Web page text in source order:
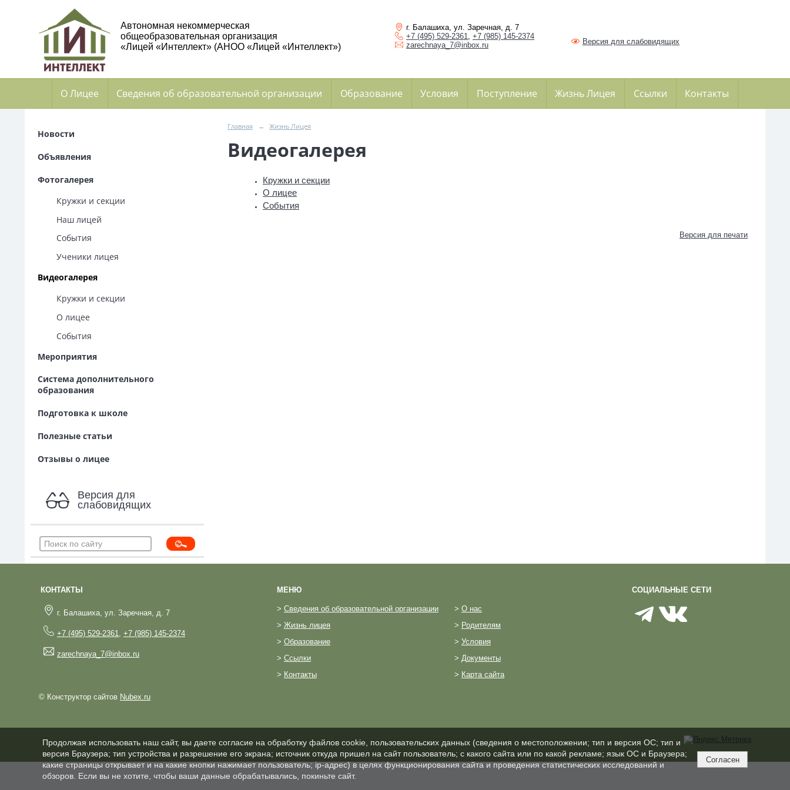
Автономная некоммерческая
общеобразовательная организация
«Лицей «Интеллект» (АНОО «Лицей «Интеллект»)
г. Балашиха, ул. Заречная, д. 7
+7 (495) 529-2361
+7 (985) 145-2374
zarechnaya_7@inbox.ru
Версия для слабовидящих
О Лицее Сведения об образовательной организации Образование Условия Поступление Жизнь Лицея Ссылки Контакты
Новости
Объявления
Фотогалерея
Кружки и секции
Наш лицей
События
Ученики лицея
Видеогалерея
Кружки и секции
О лицее
События
Мероприятия
Система дополнительного
образования
Подготовка к школе
Полезные статьи
Отзывы о лицее
Версия для
слабовидящих
Главная → Жизнь Лицея
Видеогалерея
Кружки и секции
О лицее
События
Версия для печати
КОНТАКТЫ МЕНЮ СОЦИАЛЬНЫЕ СЕТИ
г. Балашиха, ул. Заречная, д. 7
+7 (495) 529-2361 +7 (985) 145-2374
zarechnaya_7@inbox.ru
> Сведения об образовательной организации
> Жизнь лицея
> Образование
> Ссылки
> Контакты
> О нас
> Родителям
> Условия
> Документы
> Карта сайта
© Конструктор сайтов Nubex.ru
Продолжая использовать наш сайт, вы даете согласие на обработку файлов cookie, пользовательских данных (сведения о местоположении; тип и версия ОС; тип и
версия Браузера; тип устройства и разрешение его экрана; источник откуда пришел на сайт пользователь; с какого сайта или по какой рекламе; язык ОС и Браузера;
какие страницы открывает и на какие кнопки нажимает пользователь; ip-адрес) в целях функционирования сайта и проведения статистических исследований и
обзоров. Если вы не хотите, чтобы ваши данные обрабатывались, покиньте сайт.
Согласен